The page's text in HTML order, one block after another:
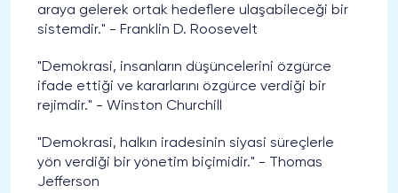
araya gelerek ortak hedeflere ulaşabileceği bir
sistemdir." - Franklin D. Roosevelt
"Demokrasi, insanların düşüncelerini özgürce
ifade ettiği ve kararlarını özgürce verdiği bir
rejimdir." - Winston Churchill
"Demokrasi, halkın iradesinin siyasi süreçlerle
yön verdiği bir yönetim biçimidir." - Thomas
Jefferson